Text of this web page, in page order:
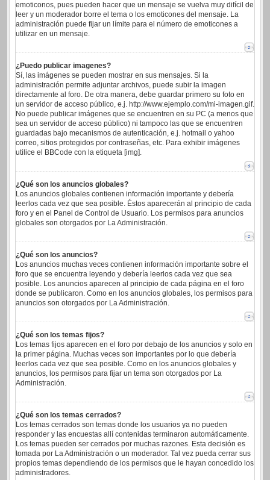
emoticonos, pues pueden hacer que un mensaje se vuelva muy difícil de
leer y un moderador borre el tema o los emoticones del mensaje. La
administración puede fijar un límite para el número de emoticones a
utilizar en un mensaje.
¿Puedo publicar imagenes?
Sí, las imágenes se pueden mostrar en sus mensajes. Si la
administración permite adjuntar archivos, puede subir la imagen
directamente al foro. De otra manera, debe guardar primero su foto en
un servidor de acceso público, e.j. http://www.ejemplo.com/mi-imagen.gif.
No puede publicar imágenes que se encuentren en su PC (a menos que
sea un servidor de acceso público) ni tampoco las que se encuentren
guardadas bajo mecanismos de autenticación, e.j. hotmail o yahoo
correo, sitios protegidos por contraseñas, etc. Para exhibir imágenes
utilice el BBCode con la etiqueta [img].
¿Qué son los anuncios globales?
Los anuncios globales contienen información importante y debería
leerlos cada vez que sea posible. Éstos aparecerán al principio de cada
foro y en el Panel de Control de Usuario. Los permisos para anuncios
globales son otorgados por La Administración.
¿Qué son los anuncios?
Los anuncios muchas veces contienen información importante sobre el
foro que se encuentra leyendo y debería leerlos cada vez que sea
posible. Los anuncios aparecen al principio de cada página en el foro
donde se publicaron. Como en los anuncios globales, los permisos para
anuncios son otorgados por La Administración.
¿Qué son los temas fijos?
Los temas fijos aparecen en el foro por debajo de los anuncios y solo en
la primer página. Muchas veces son importantes por lo que debería
leerlos cada vez que sea posible. Como en los anuncios globales y
anuncios, los permisos para fijar un tema son otorgados por La
Administración.
¿Qué son los temas cerrados?
Los temas cerrados son temas donde los usuarios ya no pueden
responder y las encuestas allí contenidas terminaron automáticamente.
Los temas pueden ser cerrados por muchas razones. Esta decisión es
tomada por La Administración o un moderador. Tal vez pueda cerrar sus
propios temas dependiendo de los permisos que le hayan concedido los
administradores.